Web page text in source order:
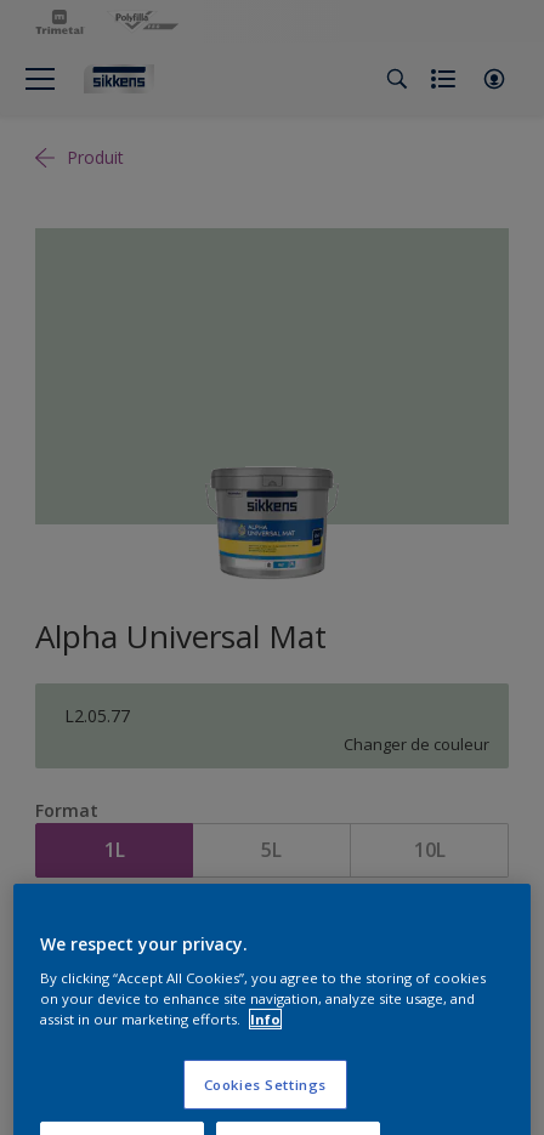
Produit
Alpha Universal Mat
L2.05.77
Changer de couleur
Format
1L 5L 10L
Ajouter à la liste d’achats
We respect your privacy.
By clicking “Accept All Cookies”, you agree to the storing of cookies
on your device to enhance site navigation, analyze site usage, and
assist in our marketing efforts.
Info
Cookies Settings